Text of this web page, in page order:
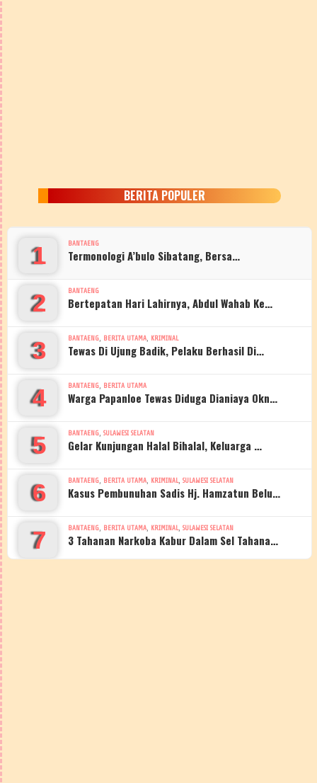
BERITA POPULER
1 BANTAENG
Termonologi A’bulo Sibatang, Bersa…
2 BANTAENG
Bertepatan Hari Lahirnya, Abdul Wahab Ke…
3 BANTAENG, BERITA UTAMA, KRIMINAL
Tewas Di Ujung Badik, Pelaku Berhasil Di…
4 BANTAENG, BERITA UTAMA
Warga Papanloe Tewas Diduga Dianiaya Okn…
5 BANTAENG, SULAWESI SELATAN
Gelar Kunjungan Halal Bihalal, Keluarga …
6 BANTAENG, BERITA UTAMA, KRIMINAL, SULAWESI SELATAN
Kasus Pembunuhan Sadis Hj. Hamzatun Belu…
7 BANTAENG, BERITA UTAMA, KRIMINAL, SULAWESI SELATAN
3 Tahanan Narkoba Kabur Dalam Sel Tahana…